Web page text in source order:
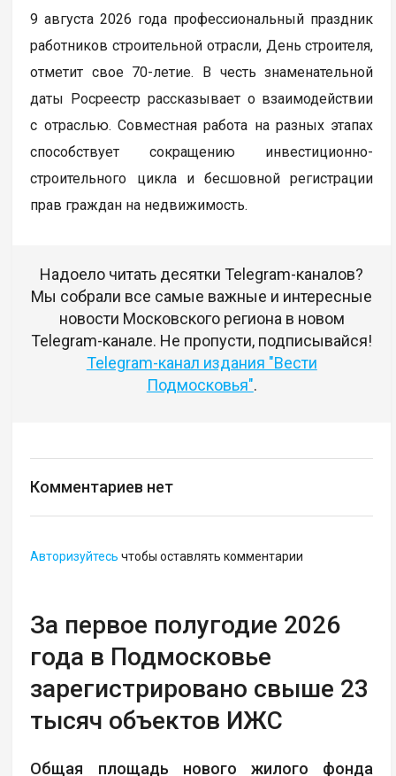
9 августа 2026 года профессиональный праздник
работников строительной отрасли, День строителя,
отметит свое 70-летие. В честь знаменательной
даты Росреестр рассказывает о взаимодействии
с отраслью. Совместная работа на разных этапах
способствует сокращению инвестиционно-
строительного цикла и бесшовной регистрации
прав граждан на недвижимость.
Надоело читать десятки Telegram-каналов?
Мы собрали все самые важные и интересные
новости Московского региона в новом
Telegram-канале. Не пропусти, подписывайся!
Telegram-канал издания "Вести
Подмосковья".
Комментариев нет
Авторизуйтесь чтобы оставлять комментарии
За первое полугодие 2026
года в Подмосковье
зарегистрировано свыше 23
тысяч объектов ИЖС
Общая площадь нового жилого фонда